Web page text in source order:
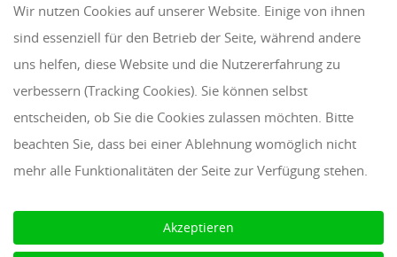
Tel: +43 7272 39 79 - 0
Fax: +43 7272 39 79 - 9
QUICKLINKS
Klientenbereich
Disclaimer
AAB 2018
Cookie Einstellungen
Wir nutzen Cookies auf unserer Website. Einige von ihnen
sind essenziell für den Betrieb der Seite, während andere
uns helfen, diese Website und die Nutzererfahrung zu
verbessern (Tracking Cookies). Sie können selbst
entscheiden, ob Sie die Cookies zulassen möchten. Bitte
beachten Sie, dass bei einer Ablehnung womöglich nicht
mehr alle Funktionalitäten der Seite zur Verfügung stehen.
Akzeptieren